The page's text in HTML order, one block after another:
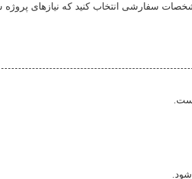
سفارشی انتخاب کنید که نیازهای پروژه